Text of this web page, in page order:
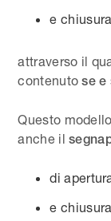
e chiusura
attraverso il
contenutose e
Questo
anche il
di
e chiusura